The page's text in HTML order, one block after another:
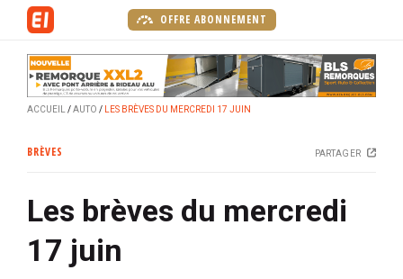
OFFRE ABONNEMENT
ACCUEIL AUTO LES BRÈVES DU MERCREDI 17 JUIN
BRÈVES PARTAGER
Les brèves du mercredi
17 juin